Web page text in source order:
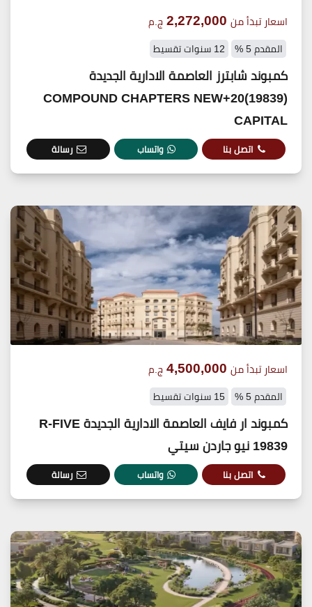
اسعار تبدأ من 2,272,000 ج.م
المقدم 5 % 12 سنوات تقسيط
كمبوند شابترز العاصمة الادارية الجديدة
(19839)20+COMPOUND CHAPTERS NEW
CAPITAL
اتصل بنا واتساب رسالة
اسعار تبدأ من 4,500,000 ج.م
المقدم 5 % 15 سنوات تقسيط
كمبوند ار فايف العاصمة الادارية الجديدة R-FIVE
19839 نيو جاردن سيتي
اتصل بنا واتساب رسالة